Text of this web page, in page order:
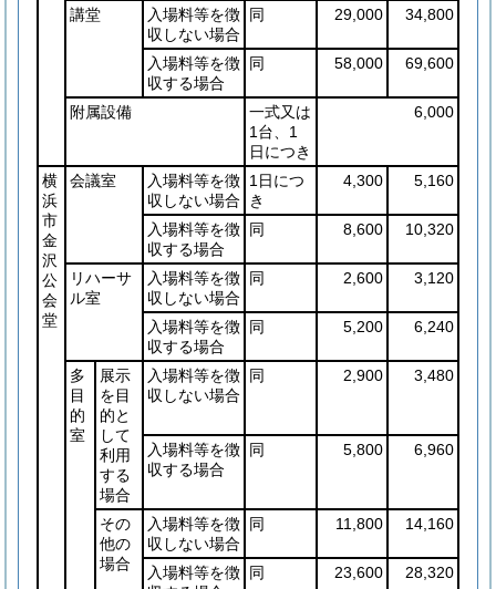
講堂
入場料等を徴
収しない場合
同 29,000 34,800
入場料等を徴
収する場合
同 58,000 69,600
附属設備
一式又は
1台、1
日につき
6,000
横
浜
市
金
沢
公
会
堂
会議室
入場料等を徴
収しない場合
1日につ
き
4,300 5,160
入場料等を徴
収する場合
同 8,600 10,320
リハーサ
ル室
入場料等を徴
収しない場合
同 2,600 3,120
入場料等を徴
収する場合
同 5,200 6,240
多
目
的
室
展示
を目
的と
して
利用
する
場合
入場料等を徴
収しない場合
同 2,900 3,480
入場料等を徴
収する場合
同 5,800 6,960
その
他の
場合
入場料等を徴
収しない場合
同 11,800 14,160
入場料等を徴 同 23,600 28,320